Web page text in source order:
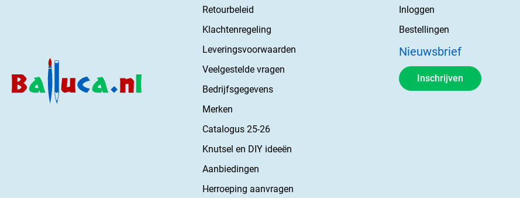
Retourbeleid
Klachtenregeling
Leveringsvoorwaarden
Veelgestelde vragen
Bedrijfsgegevens
Merken
Catalogus 25-26
Knutsel en DIY ideeën
Aanbiedingen
Herroeping aanvragen
Inloggen
Bestellingen
Nieuwsbrief
Inschrijven